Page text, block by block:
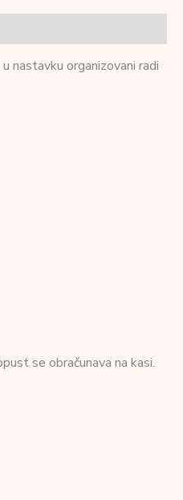
nastavku organizovani radi
se obračunava na kasi.